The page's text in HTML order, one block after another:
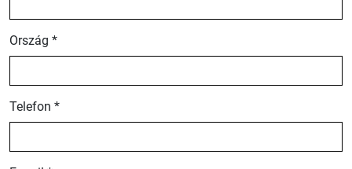
Ország *
Telefon *